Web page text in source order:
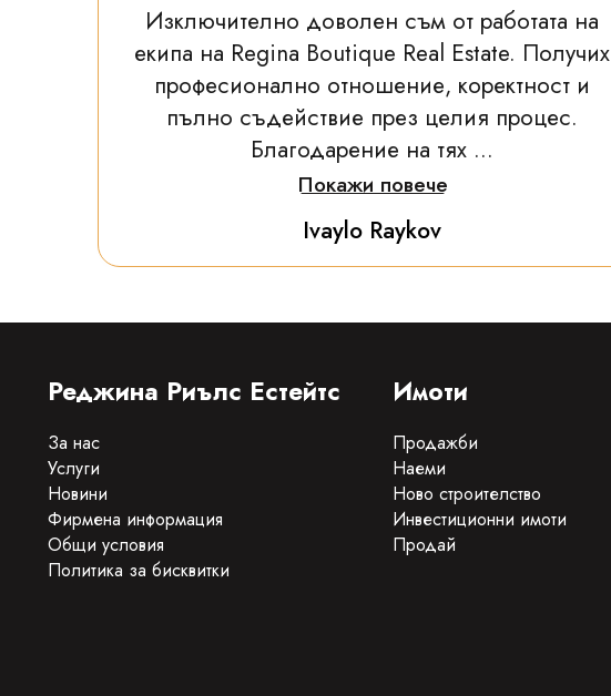
Изключително доволен съм от работата на
екипа на Regina Boutique Real Estate. Получих
професионално отношение, коректност и
пълно съдействие през целия процес.
Благодарение на тях ...
Покажи повече
Ivaylo Raykov
Реджина Риълс Естейтс
За нас
Услуги
Новини
Фирмена информация
Общи условия
Политика за бисквитки
Имоти
Продажби
Наеми
Ново строителство
Инвестиционни имоти
Продай